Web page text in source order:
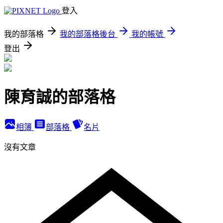
登入
我的部落格 我的部落格後台
我的帳號
登出
陳育誠的部落格
相簿 部落格 名片
沒有文章